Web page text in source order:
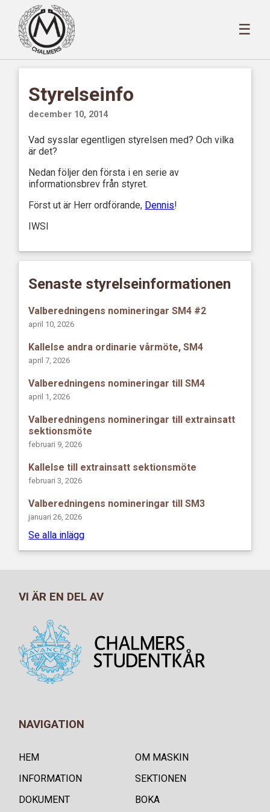
☰
Styrelseinfo
december 10, 2014
Vad sysslar egentligen styrelsen med? Och vilka
är det?
Nedan följer den första i en serie av
informationsbrev från styret.
Först ut är Herr ordförande, Dennis!
IWSI
Senaste styrelseinformationen
Valberedningens nomineringar SM4 #2
april 10, 2026
Kallelse andra ordinarie vårmöte, SM4
april 7, 2026
Valberedningens nomineringar till SM4
april 1, 2026
Valberedningens nomineringar till extrainsatt
sektionsmöte
februari 9, 2026
Kallelse till extrainsatt sektionsmöte
februari 3, 2026
Valberedningens nomineringar till SM3
januari 26, 2026
Se alla inlägg
VI ÄR EN DEL AV
NAVIGATION
HEM
OM MASKIN
INFORMATION
SEKTIONEN
DOKUMENT
BOKA